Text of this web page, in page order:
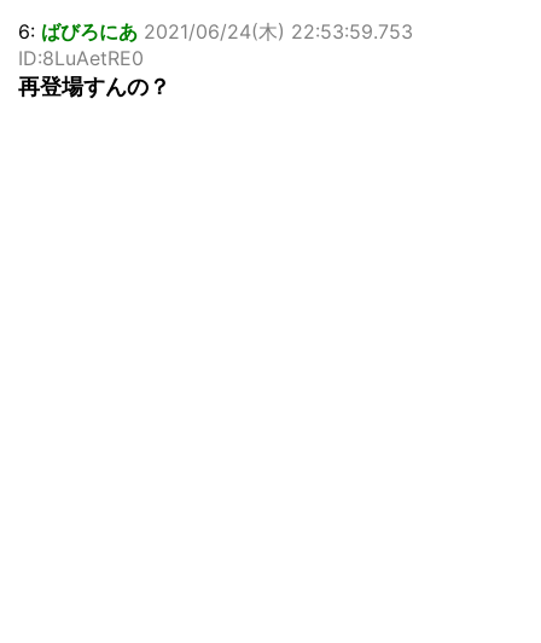
6: ばびろにあ 2021/06/24(木) 22:53:59.753
ID:8LuAetRE0
再登場すんの？